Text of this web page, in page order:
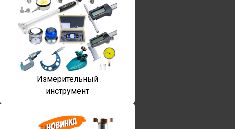
Измерительный
инструмент